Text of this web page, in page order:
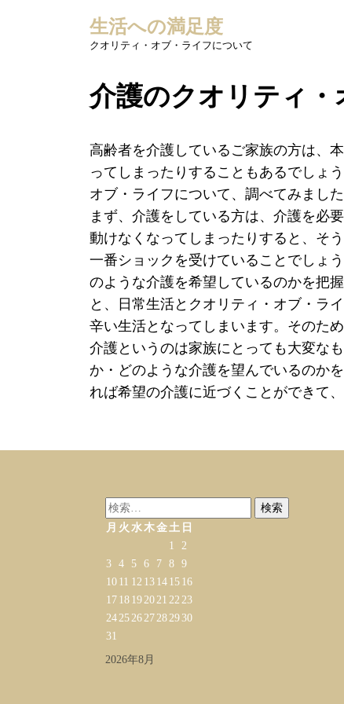
生活への満足度
クオリティ・オブ・ライフについて
介護のクオリティ・
高齢者を介護しているご家族の方は、
ってしまったりすることもあるでしょ
オブ・ライフについて、調べてみました
まず、介護をしている方は、介護を必
動けなくなってしまったりすると、そ
一番ショックを受けていることでしょ
のような介護を希望しているのかを把
と、日常生活とクオリティ・オブ・ラ
辛い生活となってしまいます。そのた
介護というのは家族にとっても大変な
か・どのような介護を望んでいるのか
れば希望の介護に近づくことができて
検
索:
2026年8月
月 火 水木金土 日
1
2
3 4 5 6 7 8 9
10 11 12 13 14 15 16
17 18 192021 2223
24252627282930
31